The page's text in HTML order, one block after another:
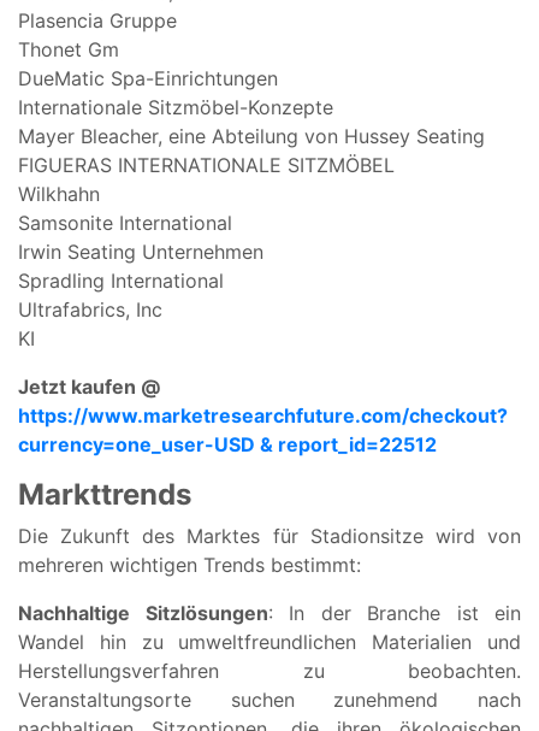
Plasencia Gruppe
Thonet Gm
DueMatic Spa-Einrichtungen
Internationale Sitzmöbel-Konzepte
Mayer Bleacher, eine Abteilung von Hussey Seating
FIGUERAS INTERNATIONALE SITZMÖBEL
Wilkhahn
Samsonite International
Irwin Seating Unternehmen
Spradling International
Ultrafabrics, Inc
KI
Jetzt kaufen @
https://www.marketresearchfuture.com/checkout?
currency=one_user-USD & report_id=22512
Markttrends
Die Zukunft des Marktes für Stadionsitze wird von
mehreren wichtigen Trends bestimmt:
Nachhaltige Sitzlösungen: In der Branche ist ein
Wandel hin zu umweltfreundlichen Materialien und
Herstellungsverfahren zu beobachten.
Veranstaltungsorte suchen zunehmend nach